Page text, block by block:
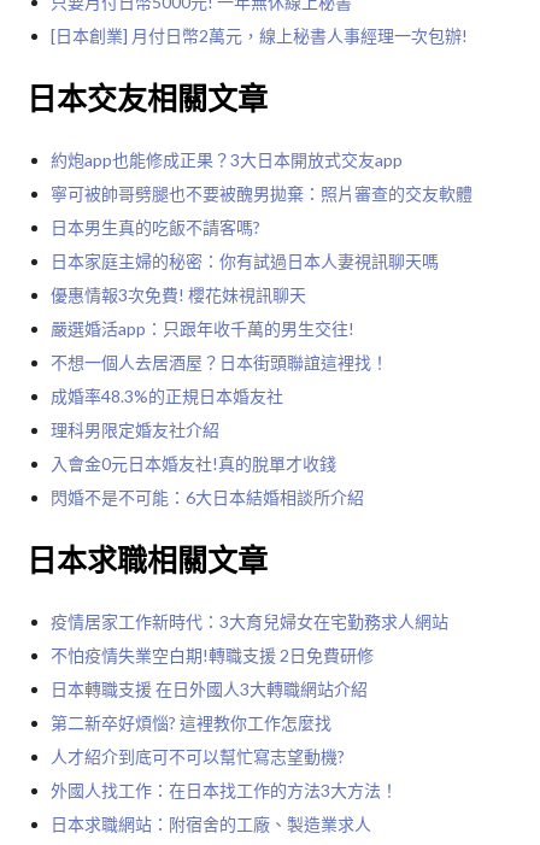
[日本創業] 月付日幣2萬元，線上秘書人事經理一次包辦!
日本交友相關文章
約炮app也能修成正果？3大日本開放式交友app
寧可被帥哥劈腿也不要被醜男拋棄：照片審查的交友軟體
日本男生真的吃飯不請客嗎?
日本家庭主婦的秘密：你有試過日本人妻視訊聊天嗎
優惠情報3次免費! 櫻花妹視訊聊天
嚴選婚活app：只跟年收千萬的男生交往!
不想一個人去居酒屋？日本街頭聯誼這裡找！
成婚率48.3%的正規日本婚友社
理科男限定婚友社介紹
入會金0元日本婚友社!真的脫單才收錢
閃婚不是不可能：6大日本結婚相談所介紹
日本求職相關文章
疫情居家工作新時代：3大育兒婦女在宅勤務求人網站
不怕疫情失業空白期!轉職支援 2日免費研修
日本轉職支援 在日外國人3大轉職網站介紹
第二新卒好煩惱? 這裡教你工作怎麼找
人才紹介到底可不可以幫忙寫志望動機?
外國人找工作：在日本找工作的方法3大方法！
日本求職網站：附宿舍的工廠、製造業求人